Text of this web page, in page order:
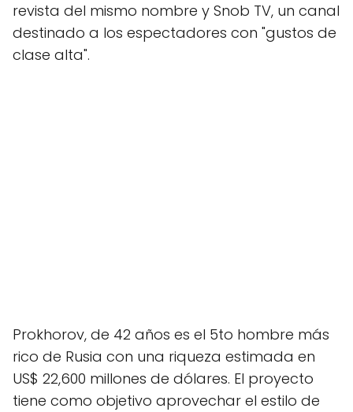
revista del mismo nombre y Snob TV, un canal
destinado a los espectadores con "gustos de
clase alta".
Prokhorov, de 42 años es el 5to hombre más
rico de Rusia con una riqueza estimada en
US$ 22,600 millones de dólares. El proyecto
tiene como objetivo aprovechar el estilo de